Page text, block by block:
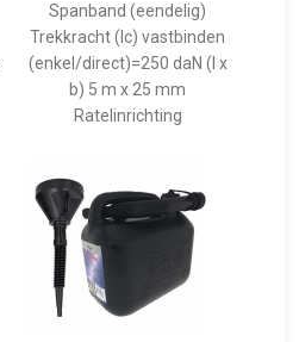
Spanband (eendelig)
Trekkracht (lc) vastbinden
(enkel/direct)=250 daN (l x
b) 5 m x 25 mm
Ratelinrichting